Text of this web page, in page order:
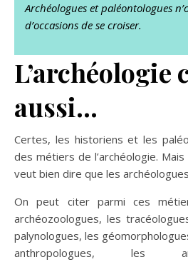
Archéologues et paléontologues
d’occasions de se croiser.
L’archéologie
aussi…
Certes, les historiens et les
des métiers de l’archéologie.
veut bien dire que les
On peut citer parmi ces
archéozoologues, les
palynologues, les
anthropologues, les